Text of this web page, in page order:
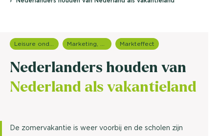
Markteffect
Nederlanders houden van
Nederland als vakantieland
De zomervakantie is weer voorbij en de scholen zijn